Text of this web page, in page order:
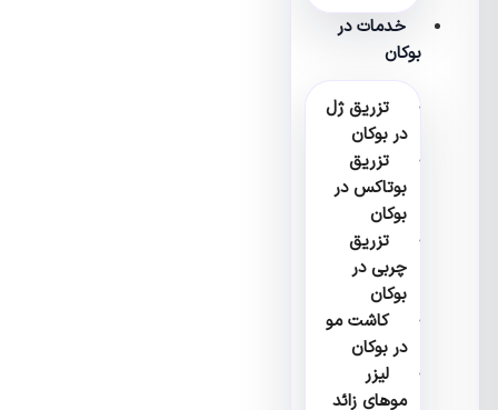
خدمات در
بوکان
تزریق ژل
در بوکان
تزریق
بوتاکس در
بوکان
تزریق
چربی در
بوکان
کاشت مو
در بوکان
لیزر
موهای زائد